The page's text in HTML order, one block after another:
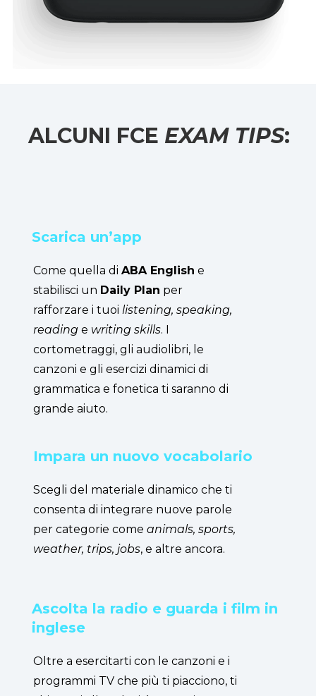
ALCUNI FCE EXAM TIPS:
Scarica un’app
Come quella di ABA English e
stabilisci un Daily Plan per
rafforzare i tuoi listening, speaking,
reading e writing skills. I
cortometraggi, gli audiolibri, le
canzoni e gli esercizi dinamici di
grammatica e fonetica ti saranno di
grande aiuto.
Impara un nuovo vocabolario
Scegli del materiale dinamico che ti
consenta di integrare nuove parole
per categorie come animals, sports,
weather, trips, jobs, e altre ancora.
Ascolta la radio e guarda i film in
inglese
Oltre a esercitarti con le canzoni e i
programmi TV che più ti piacciono, ti